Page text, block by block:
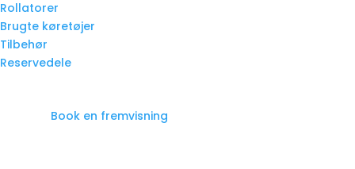
Rollatorer
Brugte køretøjer
Tilbehør
Reservedele
Book en fremvisning